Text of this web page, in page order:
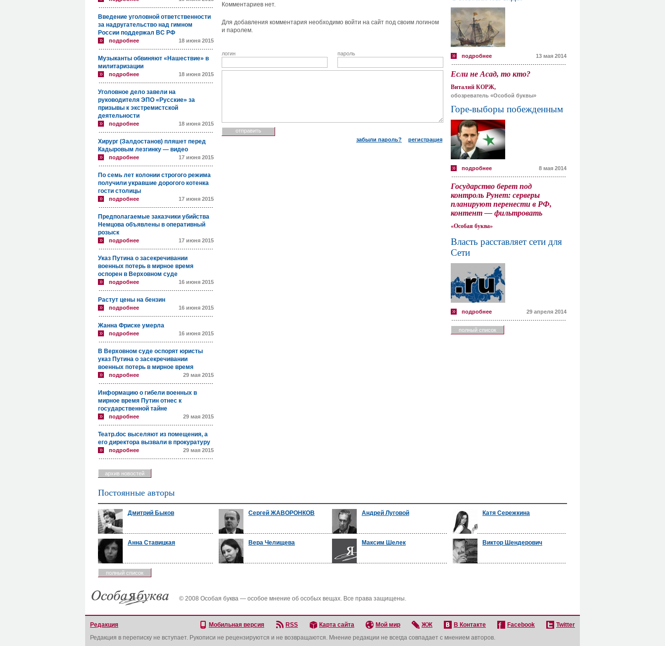
Введение уголовной ответственности
за надругательство над гимном
России поддержал ВС РФ
подробнее 18 июня 2015
Музыканты обвиняют «Нашествие» в
милитаризации
подробнее 18 июня 2015
Уголовное дело завели на
руководителя ЭПО «Русские» за
призывы к экстремистской
деятельности
подробнее 18 июня 2015
Хирург (Залдостанов) пляшет перед
Кадыровым лезгинку — видео
подробнее 17 июня 2015
По семь лет колонии строгого режима
получили укравшие дорогого котенка
гости столицы
подробнее 17 июня 2015
Предполагаемые заказчики убийства
Немцова объявлены в оперативный
розыск
подробнее 17 июня 2015
Указ Путина о засекречивании
военных потерь в мирное время
оспорен в Верховном суде
подробнее 16 июня 2015
Растут цены на бензин
подробнее 16 июня 2015
Жанна Фриске умерла
подробнее 16 июня 2015
В Верховном суде оспорят юристы
указ Путина о засекречивании
военных потерь в мирное время
подробнее 29 мая 2015
Информацию о гибели военных в
мирное время Путин отнес к
государственной тайне
подробнее 29 мая 2015
Театр.doc выселяют из помещения, а
его директора вызвали в прокуратуру
подробнее 29 мая 2015
архив новостей
Комментариев нет.
Для добавления комментария необходимо войти на сайт под своим логином
и паролем.
логин пароль
забыли пароль? регистрация
подробнее 13 мая 2014
Если не Асад, то кто?
Виталий КОРЖ,
обозреватель «Особой буквы»
Горе-выборы побежденным
подробнее 8 мая 2014
Государство берет под
контроль Рунет: серверы
планируют перенести в РФ,
контент — фильтровать
«Особая буква»
Власть расставляет сети для
Сети
подробнее 29 апреля 2014
полный список
Постоянные авторы
Дмитрий Быков Сергей ЖАВОРОНКОВ Андрей Луговой Катя Сережкина
Анна Ставицкая Вера Челищева Максим Шелек Виктор Шендерович
полный список
© 2008 Особая буква — особое мнение об особых вещах. Все права защищены.
Редакция Мобильная версия RSS Карта сайта Мой мир ЖЖ В Контакте Facebook
Twitter
Редакция в переписку не вступает. Рукописи не рецензируются и не возвращаются. Мнение редакции не всегда совпадает с мнением авторов.